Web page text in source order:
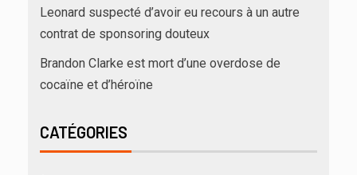
Leonard suspecté d’avoir eu recours à un autre
contrat de sponsoring douteux
Brandon Clarke est mort d’une overdose de
cocaïne et d’héroïne
CATÉGORIES